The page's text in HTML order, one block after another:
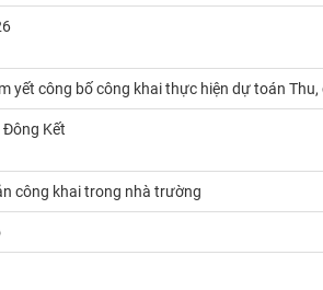
yết công bố công khai thực hiện dự toán
Đông Kết
công khai trong nhà trường